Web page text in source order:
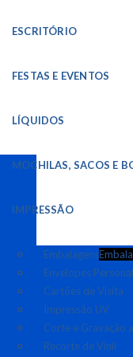
ESCRITÓRIO
FESTAS E EVENTOS
LÍQUIDOS
MOCHILAS, SACOS E
IMPRESSÃO
Embalagens
Envelopes
Cartões de Visita
Impressão UV
Corte e Gravação
Recorte de Vinil